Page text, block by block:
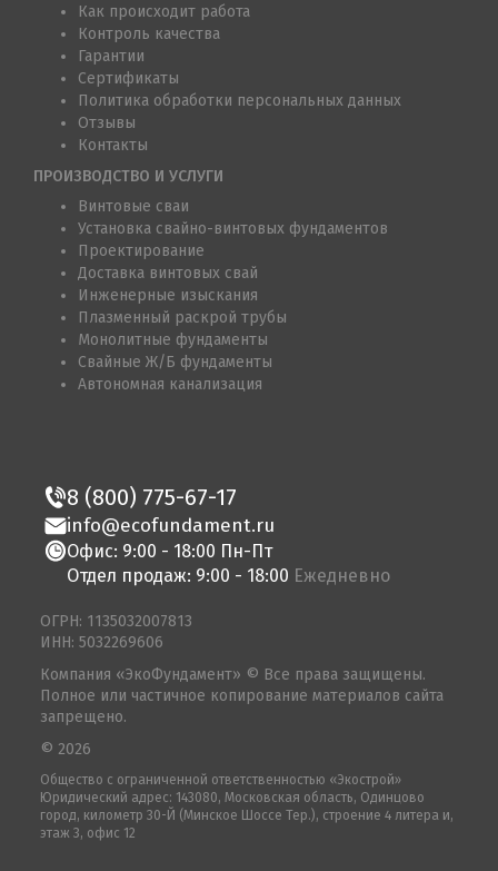
Как происходит работа
Контроль качества
Гарантии
Сертификаты
Политика обработки персональных данных
Отзывы
Контакты
ПРОИЗВОДСТВО И УСЛУГИ
Винтовые сваи
Установка свайно-винтовых фундаментов
Проектирование
Доставка винтовых свай
Инженерные изыскания
Плазменный раскрой трубы
Монолитные фундаменты
Свайные Ж/Б фундаменты
Автономная канализация
8 (800) 775-67-17
info@ecofundament.ru
Офис: 9:00 - 18:00 Пн-Пт
Отдел продаж: 9:00 - 18:00 Ежедневно
Общество с ограниченной ответственностью «Экострой»
Юридический адрес: 143080, Московская область, Одинцово
город, километр 30-Й (Минское Шоссе Тер.), строение 4 литера и,
этаж 3, офис 12
ОГРН: 1135032007813
ИНН: 5032269606
Компания «ЭкоФундамент» © Все права защищены.
Полное или частичное копирование материалов сайта
запрещено.
© 2026